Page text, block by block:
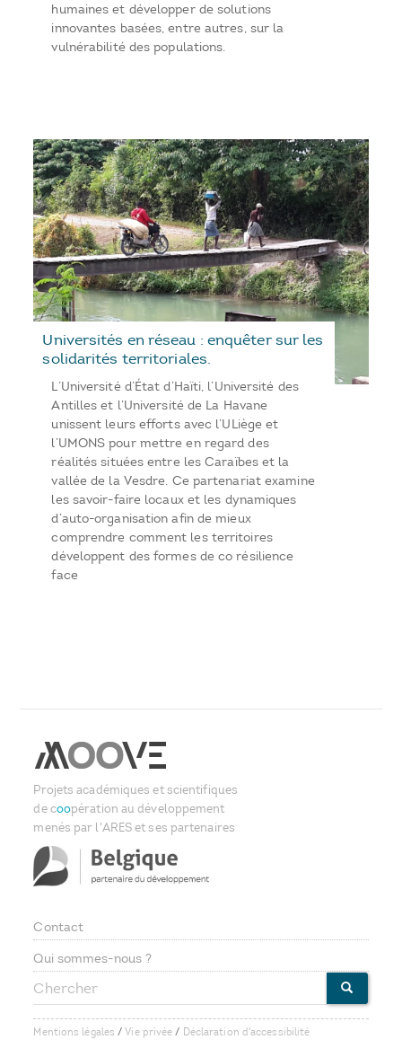
humaines et développer de solutions
innovantes basées, entre autres, sur la
vulnérabilité des populations.
Universités en réseau : enquêter sur les
solidarités territoriales.
L’Université d’État d’Haïti, l’Université des
Antilles et l’Université de La Havane
unissent leurs efforts avec l’ULiège et
l’UMONS pour mettre en regard des
réalités situées entre les Caraïbes et la
vallée de la Vesdre. Ce partenariat examine
les savoir-faire locaux et les dynamiques
d’auto-organisation afin de mieux
comprendre comment les territoires
développent des formes de co résilience
face
Projets académiques et scientifiques
de coopération au développement
menés par l'ARES et ses partenaires
Footer
menu
Contact
Qui sommes-nous ?
Chercher
Mentions légales /Vie privée / Déclaration d'accessibilité